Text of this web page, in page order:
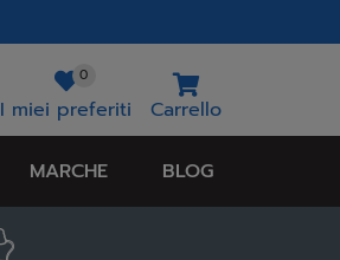
0
I miei preferiti Carrello
MARCHE BLOG